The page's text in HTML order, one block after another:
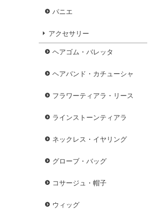
パニエ
アクセサリー
ヘアゴム・バレッタ
ヘアバンド・カチューシャ
フラワーティアラ・リース
ラインストーンティアラ
ネックレス・イヤリング
グローブ・バッグ
コサージュ・帽子
ウィッグ